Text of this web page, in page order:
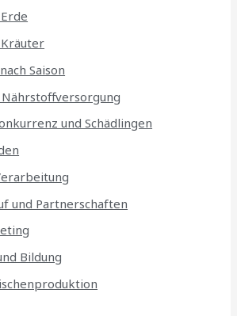
Saison
Nährstoffversorgung
und Schädlingen
und Partnerschaften
Bildung